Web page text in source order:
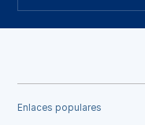
Enlaces populares